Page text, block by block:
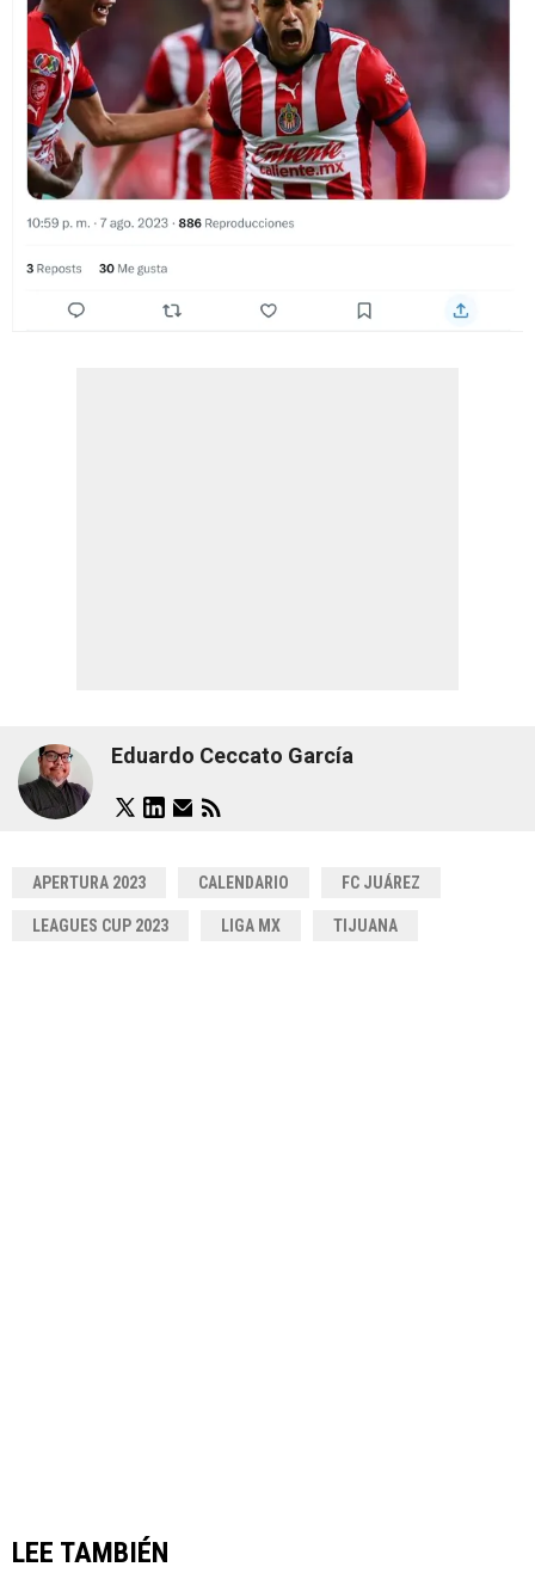
Eduardo Ceccato García
APERTURA 2023 CALENDARIO FC JUÁREZ
LEAGUES CUP 2023 LIGA MX TIJUANA
LEE TAMBIÉN